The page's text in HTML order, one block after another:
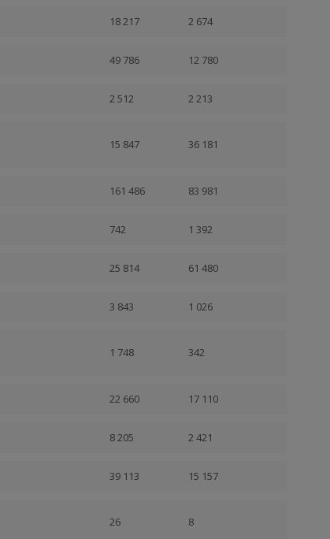
18 217 2 674
49 786 12 780
2 512 2 213
15 847 36 181
161 486 83 981
742 1 392
25 814 61 480
3 843 1 026
1 748 342
22 660 17 110
8 205 2 421
39 113 15 157
26 8